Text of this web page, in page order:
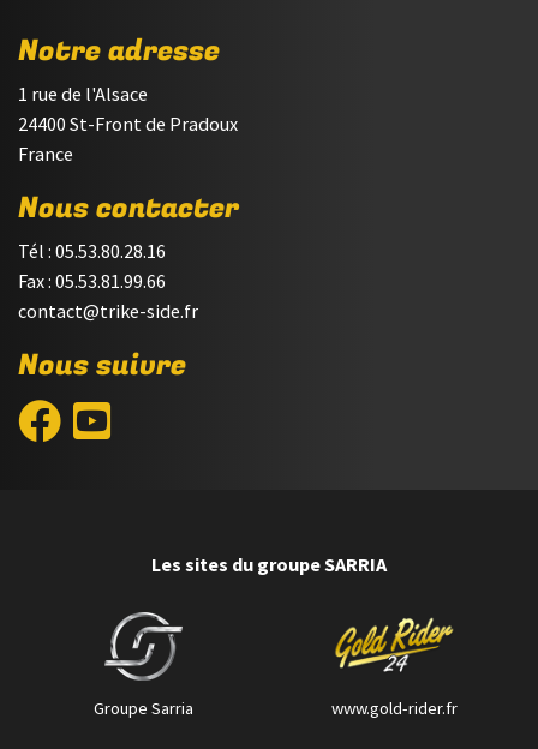
Notre adresse
1 rue de l'Alsace
24400 St-Front de Pradoux
France
Nous contacter
Tél : 05.53.80.28.16
Fax : 05.53.81.99.66
contact@trike-side.fr
Nous suivre
Les sites du groupe SARRIA
Groupe Sarria www.gold-rider.fr